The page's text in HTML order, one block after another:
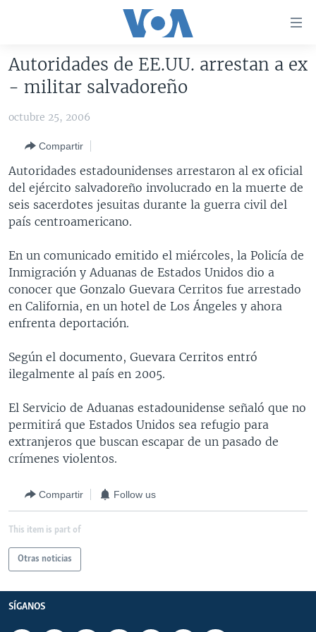
accesibilidad
contenido
Salte
navegador
principal
Salte
AMÉRICA DEL NORTE
MÉXICO
HAITÍ
ELECCIONES EEUU
VOTO DIVIDIDO
VOA VERIFICA
VOA VERIFICA UCRANIA/RUSIA
VOA VERIFICA INMIGRACIÓN
VOA VERIFICA AMÉRICA LATINA
AMÉRICA LATINA
ARGENTINA
BOLIVIA
COLOMBIA
CHILE
PERÚ
ECUADOR
VENEZUELA
BRASIL
CHINA EN AMÉRICA LATINA
CENTROAMÉRICA
COSTA RICA
EL SALVADOR
GUATEMALA
HONDURAS
NICARAGUA
OTRAS SECCIONES
INMIGRACIÓN
LIBERTAD DE PRENSA
MUNDO
ECONOMÍA
ENTRETENIMIENTO Y CULTURA
TECNOLOGÍA
DEPORTES
CIENCIA Y SALUD
ESPECIALES DE LA VOA
LIBERTAD DE PRENSA
UCRANIA
MULTIMEDIA
VIDEOS
FOTOGRAFÍA
AUDIOS
PROGRAMAS TV
EL MUNDO AL DÍA
FORO INTERAMERICANO
VISIÓN 360
LAS CLAVES
RADIO
AVANCE INFORMATIVO
AUDIONOTICIAS
BUENOS DÍAS AMÉRICA
FORO [RADIO]
DEPORTIVO INTERNACIONAL
ENTRETENIMIENTO
DIRECT
DOCUMENTALES DE LA VOA
Idiomas
Autoridades de EE.UU. arrestan a ex
- militar salvadoreño
octubre 25, 2006
Compartir
Autoridades estadounidenses arrestaron al ex oficial
del ejército salvadoreño involucrado en la muerte de
seis sacerdotes jesuitas durante la guerra civil del
país centroamericano.
En un comunicado emitido el miércoles, la Policía de
Inmigración y Aduanas de Estados Unidos dio a
conocer que Gonzalo Guevara Cerritos fue arrestado
en California, en un hotel de Los Ángeles y ahora
enfrenta deportación.
Según el documento, Guevara Cerritos entró
ilegalmente al país en 2005.
El Servicio de Aduanas estadounidense señaló que no
permitirá que Estados Unidos sea refugio para
extranjeros que buscan escapar de un pasado de
crímenes violentos.
Compartir Follow us
This item is part of
Otras noticias
SÍGANOS